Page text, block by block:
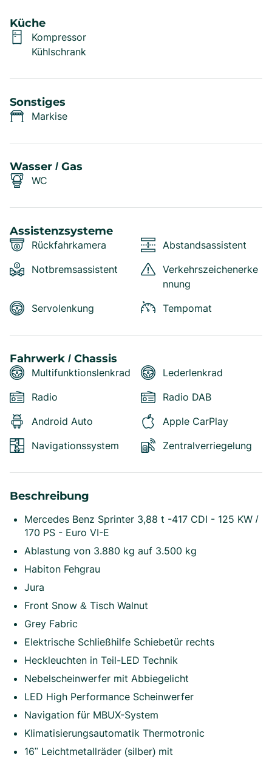
Küche
Kompressor
Kühlschrank
Sonstiges
Markise
Wasser / Gas
WC
Assistenzsysteme
Rückfahrkamera
Abstandsassistent
Notbremsassistent
Verkehrszeichenerke
nnung
Servolenkung
Tempomat
Fahrwerk / Chassis
Multifunktionslenkrad
Lederlenkrad
Radio
Radio DAB
Android Auto
Apple CarPlay
Navigationssystem
Zentralverriegelung
Beschreibung
Mercedes Benz Sprinter 3,88 t -417 CDI - 125 KW /
170 PS - Euro VI-E
Ablastung von 3.880 kg auf 3.500 kg
Habiton Fehgrau
Jura
Front Snow & Tisch Walnut
Grey Fabric
Elektrische Schließhilfe Schiebetür rechts
Heckleuchten in Teil-LED Technik
Nebelscheinwerfer mit Abbiegelicht
LED High Performance Scheinwerfer
Navigation für MBUX-System
Klimatisierungsautomatik Thermotronic
16" Leichtmetallräder (silber) mit